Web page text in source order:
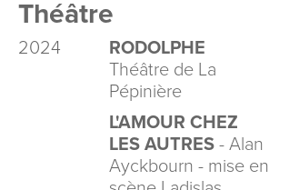
Théâtre
2024
RODOLPHE
Théâtre de La
Pépinière
L'AMOUR CHEZ
LES AUTRES - Alan
Ayckbourn - mise en